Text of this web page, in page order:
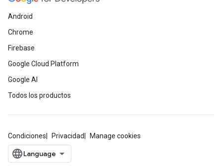
Android
Chrome
Firebase
Google Cloud Platform
Google AI
Todos los productos
Condiciones Privacidad Manage cookies